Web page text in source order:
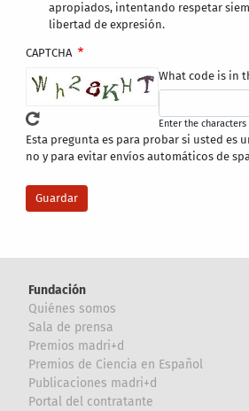
apropiados, intentando respetar
libertad de expresión.
CAPTCHA
What code is in
Enter the
Esta pregunta es para probar si usted es
no y para evitar envíos automáticos de
Fundación
Quiénes somos
Sala de prensa
Premios madri+d
Premios de Ciencia en Español
Publicaciones madri+d
Portal del contratante